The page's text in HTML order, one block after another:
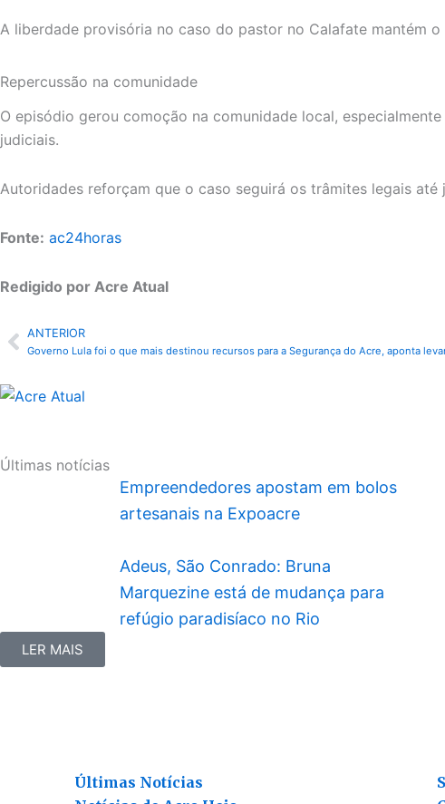
A liberdade provisória no caso do pastor no Calafate mantém
Repercussão na comunidade
O episódio gerou comoção na comunidade local,
judiciais.
Autoridades reforçam que o caso seguirá os trâmites legais
Fonte: ac24horas
Redigido por Acre Atual
Anterior
ANTERIOR
Governo Lula foi o que mais destinou recursos para a Segurança do Acre, aponta
Últimas notícias
Empreendedores apostam em bolos
artesanais na Expoacre
Adeus, São Conrado: Bruna
Marquezine está de mudança para
refúgio paradisíaco no Rio
LER MAIS
Últimas Notícias